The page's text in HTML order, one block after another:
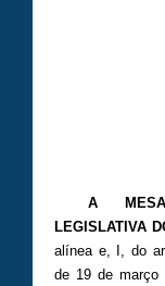
A
LEGISLATIVA
alínea e, I, do
de 19 de março